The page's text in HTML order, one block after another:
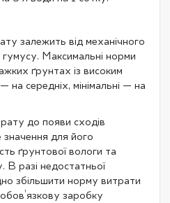
залежить від механічного
Максимальні норми
ґрунтах із високим
на середніх, мінімальні — на
до появи сходів
для його
ґрунтової вологи та
В разі недостатньої
збільшити норму витрати
заробку